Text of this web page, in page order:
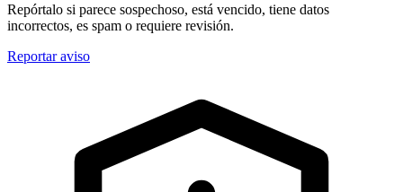
Repórtalo si parece sospechoso, está vencido, tiene datos
incorrectos, es spam o requiere revisión.
Reportar aviso